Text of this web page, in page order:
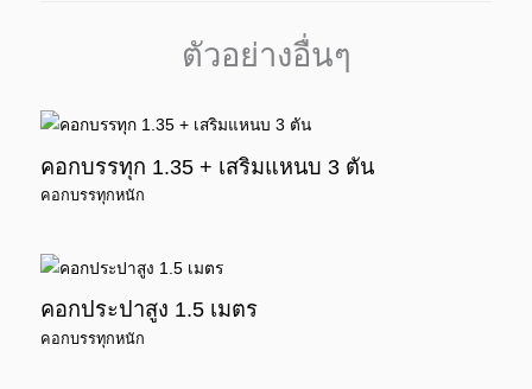
ตัวอย่างอื่นๆ
คอกบรรทุก 1.35 + เสริมแหนบ 3 ตัน
คอกบรรทุกหนัก
คอกประปาสูง 1.5 เมตร
คอกบรรทุกหนัก